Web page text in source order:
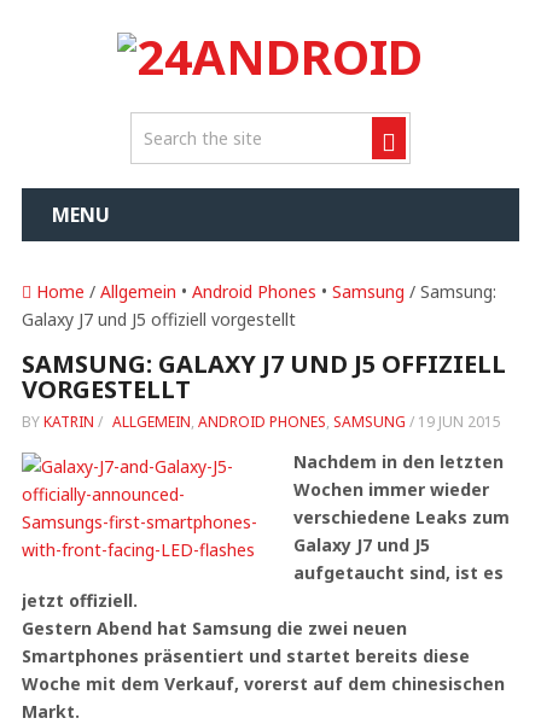
MENU
Home / Allgemein • Android Phones • Samsung / Samsung:
Galaxy J7 und J5 offiziell vorgestellt
SAMSUNG: GALAXY J7 UND J5 OFFIZIELL
VORGESTELLT
BYKATRIN / ALLGEMEIN, ANDROID PHONES, SAMSUNG / 19 JUN 2015
Nachdem in den letzten
Wochen immer wieder
verschiedene Leaks zum
Galaxy J7 und J5
aufgetaucht sind, ist es
jetzt offiziell.
Gestern Abend hat Samsung die zwei neuen
Smartphones präsentiert und startet bereits diese
Woche mit dem Verkauf, vorerst auf dem chinesischen
Markt.